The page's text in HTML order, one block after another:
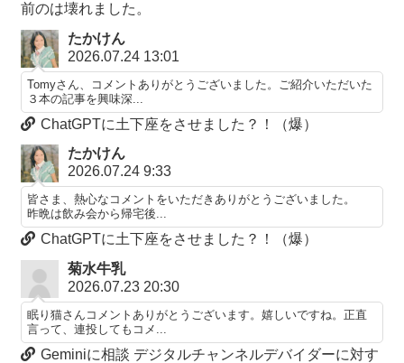
前のは壊れました。
たかけん
2026.07.24 13:01
Tomyさん、コメントありがとうございました。ご紹介いただいた
３本の記事を興味深...
ChatGPTに土下座をさせました？！（爆）
たかけん
2026.07.24 9:33
皆さま、熱心なコメントをいただきありがとうございました。
昨晩は飲み会から帰宅後...
ChatGPTに土下座をさせました？！（爆）
菊水牛乳
2026.07.23 20:30
眠り猫さんコメントありがとうございます。嬉しいですね。正直
言って、連投してもコメ...
Geminiに相談 デジタルチャンネルデバイダーに対す